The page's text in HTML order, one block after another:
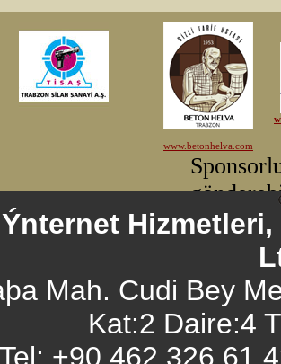
Mah. Cudi Bey
Kat:2 Daire:4
Tel: +90 462 326 61